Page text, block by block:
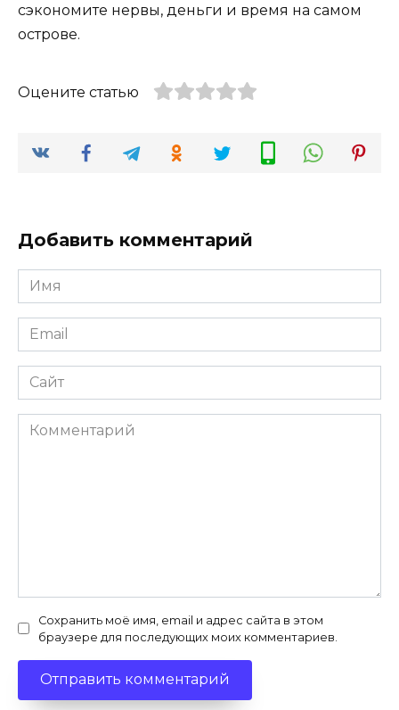
сэкономите нервы, деньги и время на самом
острове.
Оцените статью
Добавить комментарий
Имя
*
Email
*
Сайт
Комментарий
Сохранить моё имя, email и адрес сайта в этом
браузере для последующих моих комментариев.